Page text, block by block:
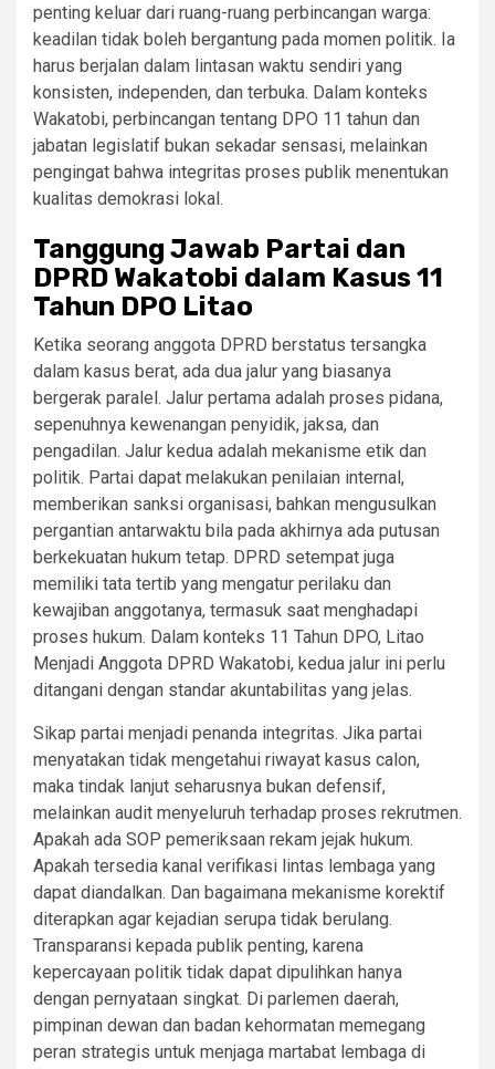
penting keluar dari ruang-ruang perbincangan warga:
keadilan tidak boleh bergantung pada momen politik. Ia
harus berjalan dalam lintasan waktu sendiri yang
konsisten, independen, dan terbuka. Dalam konteks
Wakatobi, perbincangan tentang DPO 11 tahun dan
jabatan legislatif bukan sekadar sensasi, melainkan
pengingat bahwa integritas proses publik menentukan
kualitas demokrasi lokal.
Tanggung Jawab Partai dan
DPRD Wakatobi dalam Kasus 11
Tahun DPO Litao
Ketika seorang anggota DPRD berstatus tersangka
dalam kasus berat, ada dua jalur yang biasanya
bergerak paralel. Jalur pertama adalah proses pidana,
sepenuhnya kewenangan penyidik, jaksa, dan
pengadilan. Jalur kedua adalah mekanisme etik dan
politik. Partai dapat melakukan penilaian internal,
memberikan sanksi organisasi, bahkan mengusulkan
pergantian antarwaktu bila pada akhirnya ada putusan
berkekuatan hukum tetap. DPRD setempat juga
memiliki tata tertib yang mengatur perilaku dan
kewajiban anggotanya, termasuk saat menghadapi
proses hukum. Dalam konteks 11 Tahun DPO, Litao
Menjadi Anggota DPRD Wakatobi, kedua jalur ini perlu
ditangani dengan standar akuntabilitas yang jelas.
Sikap partai menjadi penanda integritas. Jika partai
menyatakan tidak mengetahui riwayat kasus calon,
maka tindak lanjut seharusnya bukan defensif,
melainkan audit menyeluruh terhadap proses rekrutmen.
Apakah ada SOP pemeriksaan rekam jejak hukum.
Apakah tersedia kanal verifikasi lintas lembaga yang
dapat diandalkan. Dan bagaimana mekanisme korektif
diterapkan agar kejadian serupa tidak berulang.
Transparansi kepada publik penting, karena
kepercayaan politik tidak dapat dipulihkan hanya
dengan pernyataan singkat. Di parlemen daerah,
pimpinan dewan dan badan kehormatan memegang
peran strategis untuk menjaga martabat lembaga di